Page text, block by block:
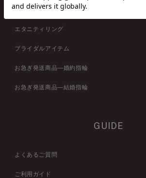
ブレスレット
エタニティリング
ブライダルアイテム
お急ぎ発送商品―婚約指輪
お急ぎ発送商品―結婚指輪
GUIDE
よくあるご質問
ご利用ガイド